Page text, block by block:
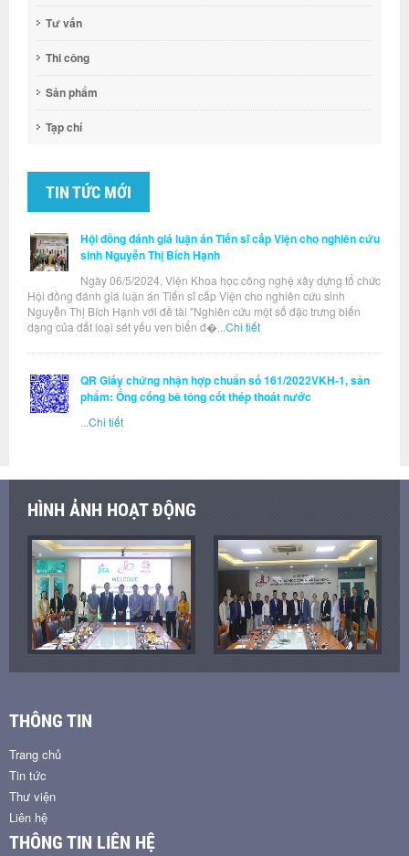
Tư vấn
Thi công
Sản phẩm
Tạp chí
TIN TỨC MỚI
Hội đồng đánh giá luận án Tiến sĩ cấp Viện cho nghiên cứu
sinh Nguyễn Thị Bích Hạnh
Ngày 06/5/2024, Viện Khoa học công nghệ xây dựng tổ chức
Hội đồng đánh giá luận án Tiến sĩ cấp Viện cho nghiên cứu sinh
Nguyễn Thị Bích Hạnh với đề tài "Nghiên cứu một số đặc trưng biến
dạng của đất loại sét yếu ven biển đ�... Chi tiết
QR Giấy chứng nhận hợp chuẩn số 161/2022VKH-1, sản
phẩm: Ống cống bê tông cốt thép thoát nước
Chi tiết
HÌNH ẢNH HOẠT ĐỘNG
THÔNG TIN
Trang chủ
Tin tức
Thư viện
Liên hệ
THÔNG TIN LIÊN HỆ